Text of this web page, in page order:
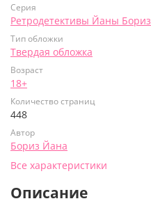
Серия
Ретродетективы Йаны Бориз
Тип обложки
Твердая обложка
Возраст
18+
Количество страниц
448
Автор
Бориз Йана
Все характеристики
Описание